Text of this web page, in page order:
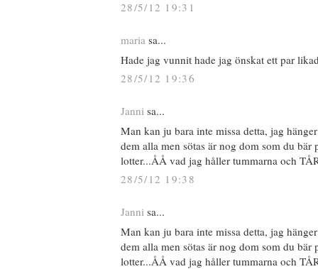
28/5/12 19:31
maria sa...
Hade jag vunnit hade jag önskat ett par
28/5/12 19:36
Janni sa...
Man kan ju bara inte missa detta, jag
dem alla men sötas är nog dom som du
lotter...ÅÅ vad jag håller tummarna och
28/5/12 19:38
Janni sa...
Man kan ju bara inte missa detta, jag
dem alla men sötas är nog dom som du
lotter...ÅÅ vad jag håller tummarna och